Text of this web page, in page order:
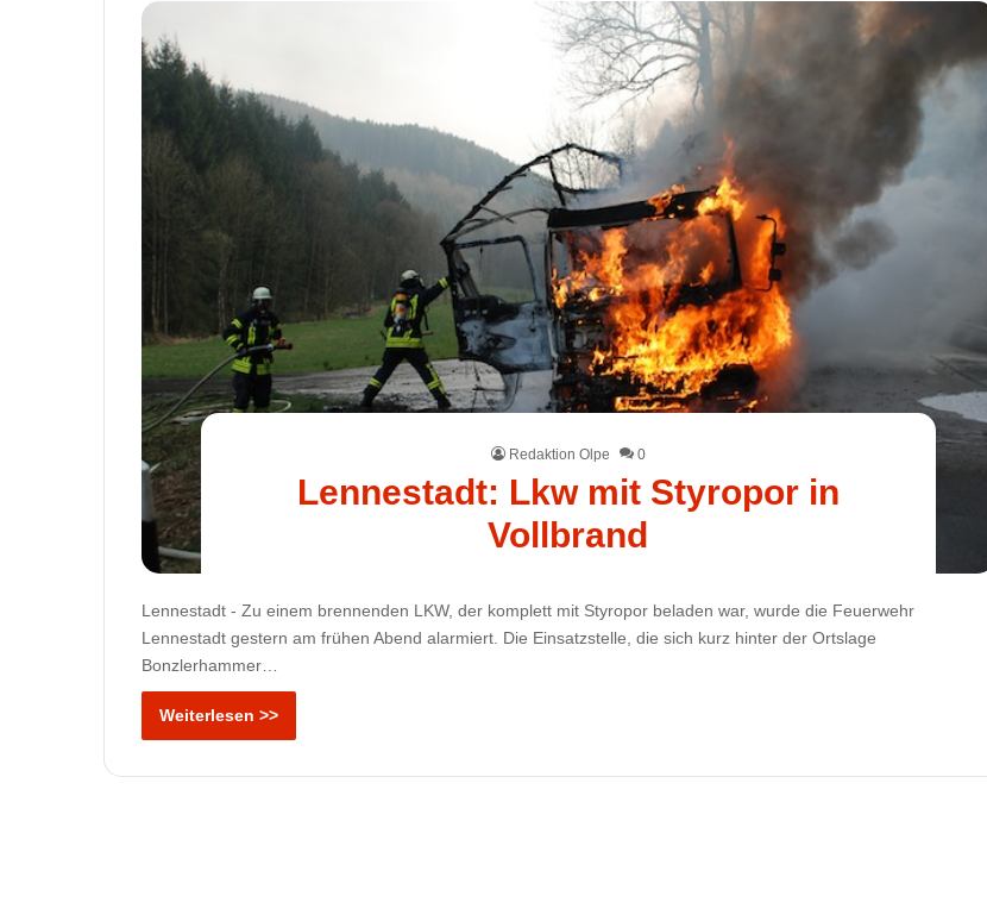
Redaktion Olpe 0
Lennestadt: Lkw mit Styropor in
Vollbrand
Lennestadt - Zu einem brennenden LKW, der komplett mit Styropor beladen war, wurde die Feuerwehr
Lennestadt gestern am frühen Abend alarmiert. Die Einsatzstelle, die sich kurz hinter der Ortslage
Bonzlerhammer…
Weiterlesen >>